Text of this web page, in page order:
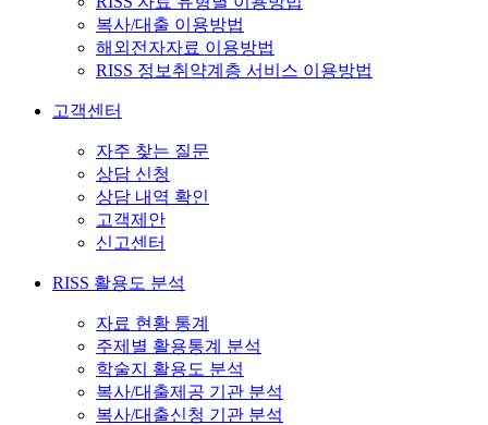
복사/대출 이용방법
해외전자자료 이용방법
RISS 정보취약계층 서비스 이용방법
고객센터
자주 찾는 질문
상담 신청
상담 내역 확인
고객제안
신고센터
RISS 활용도 분석
자료 현황 통계
주제별 활용통계 분석
학술지 활용도 분석
복사/대출제공 기관 분석
복사/대출신청 기관 분석